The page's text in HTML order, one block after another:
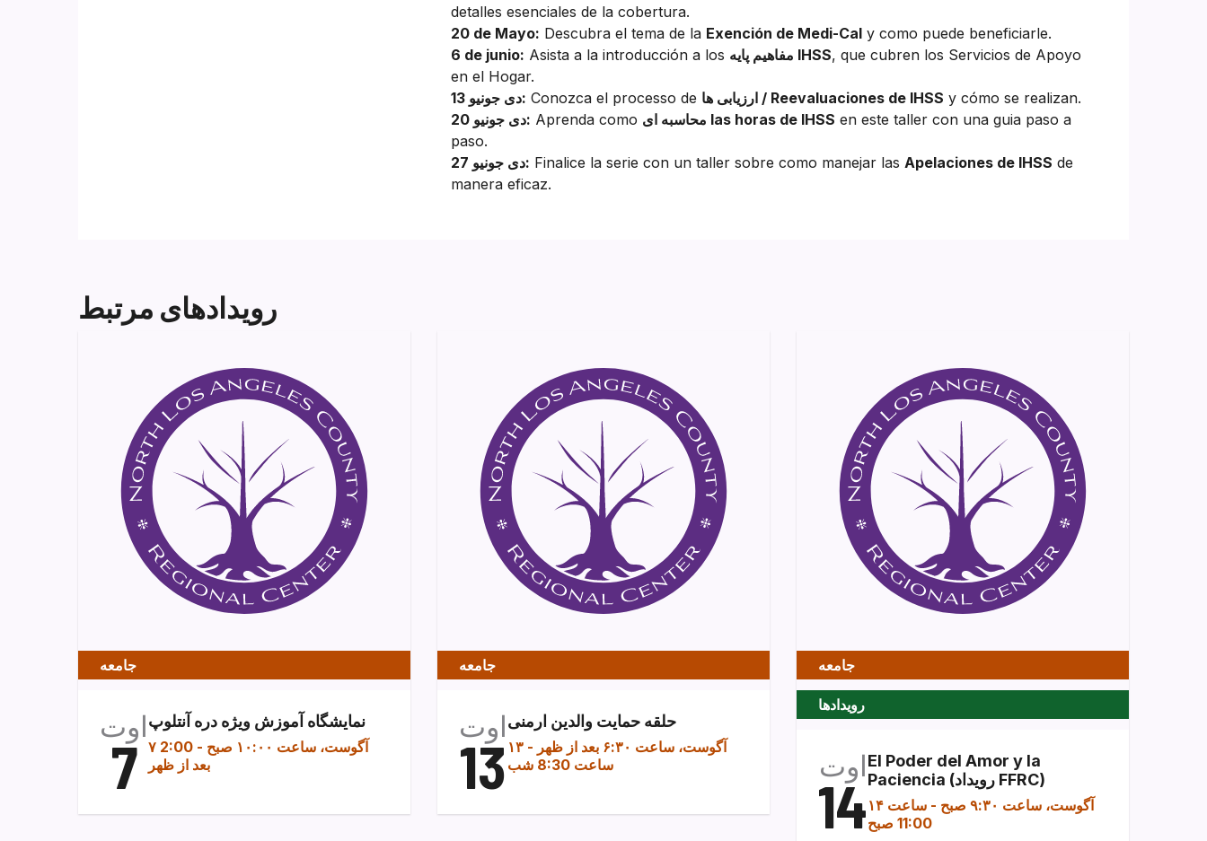
detalles esenciales de la cobertura.
20 de Mayo: Descubra el tema de la Exención de Medi-Cal y como puede beneficiarle.
6 de junio: Asista a la introducción a los مفاهیم پایه IHSS, que cubren los Servicios de Apoyo
en el Hogar.
13 دی جونیو: Conozca el processo de ارزیابی ها / Reevaluaciones de IHSS y cómo se realizan.
20 دی جونیو: Aprenda como محاسبه ای las horas de IHSS en este taller con una guia paso a
paso.
27 دی جونیو: Finalice la serie con un taller sobre como manejar las Apelaciones de IHSS de
manera eficaz.
رویدادهای مرتبط
جامعه
اوت
7
نمایشگاه آموزش ویژه دره آنتلوپ
۷ آگوست، ساعت ۱۰:۰۰ صبح -
2:00
بعد از ظهر
جامعه
اوت
13
حلقه حمایت والدین ارمنی
۱۳ آگوست، ساعت ۶:۳۰ بعد از ظهر
-
ساعت 8:30 شب
جامعه
رویدادها
اوت
14
El Poder del Amor y la
Paciencia (رویداد FFRC)
۱۴ آگوست، ساعت ۹:۳۰ صبح - ساعت
11:00 صبح